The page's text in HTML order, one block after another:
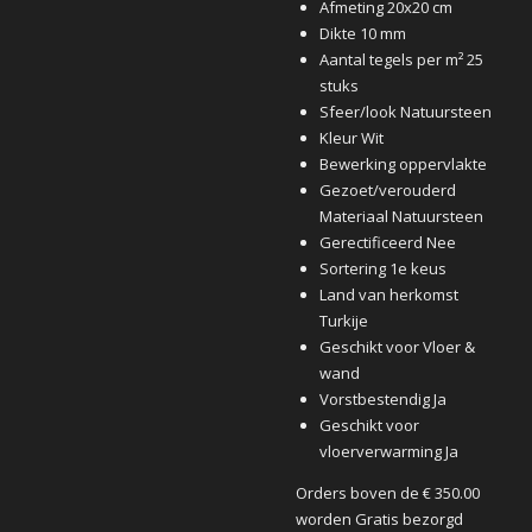
Afmeting 20x20 cm
Dikte 10 mm
Aantal tegels per m² 25
stuks
Sfeer/look Natuursteen
Kleur Wit
Bewerking oppervlakte
Gezoet/verouderd
Materiaal Natuursteen
Gerectificeerd Nee
Sortering 1e keus
Land van herkomst
Turkije
Geschikt voor Vloer &
wand
Vorstbestendig Ja
Geschikt voor
vloerverwarming Ja
Orders boven de € 350.00
worden Gratis bezorgd